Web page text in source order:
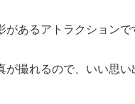
があるアトラクションで
が撮れるので、いい思い